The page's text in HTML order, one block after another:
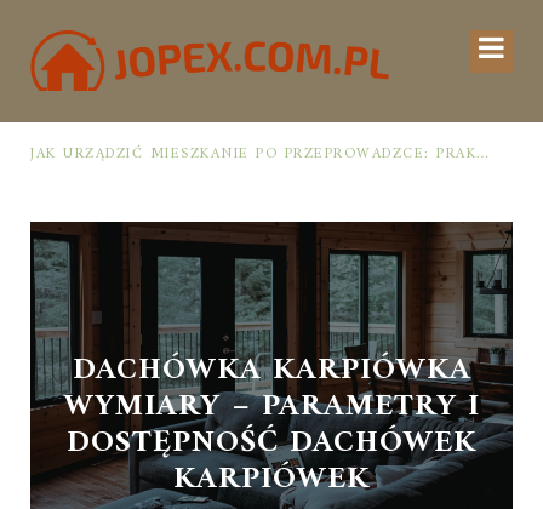
JAK URZĄDZIĆ MIESZKANIE PO PRZEPROWADZCE: PRAKTYCZNY PLAN OD ROZPAKOWANIA DO PRZYTULNEJ PRZESTRZENI
DACHÓWKA KARPIÓWKA
WYMIARY – PARAMETRY I
DOSTĘPNOŚĆ DACHÓWEK
KARPIÓWEK